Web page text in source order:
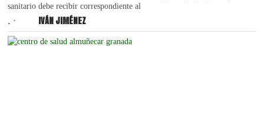
sanitario debe recibir correspondiente al
. IVÁN JIMÉNEZ